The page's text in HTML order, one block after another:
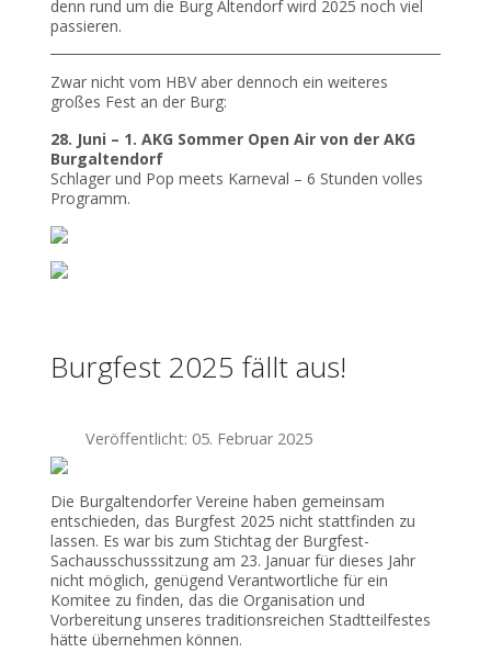
denn rund um die Burg Altendorf wird 2025 noch viel
passieren.
Zwar nicht vom HBV aber dennoch ein weiteres
großes Fest an der Burg:
28. Juni – 1. AKG Sommer Open Air von der AKG
Burgaltendorf
Schlager und Pop meets Karneval – 6 Stunden volles
Programm.
Burgfest 2025 fällt aus!
Veröffentlicht: 05. Februar 2025
Die Burgaltendorfer Vereine haben gemeinsam
entschieden, das Burgfest 2025 nicht stattfinden zu
lassen. Es war bis zum Stichtag der Burgfest-
Sachausschusssitzung am 23. Januar für dieses Jahr
nicht möglich, genügend Verantwortliche für ein
Komitee zu finden, das die Organisation und
Vorbereitung unseres traditionsreichen Stadtteilfestes
hätte übernehmen können.